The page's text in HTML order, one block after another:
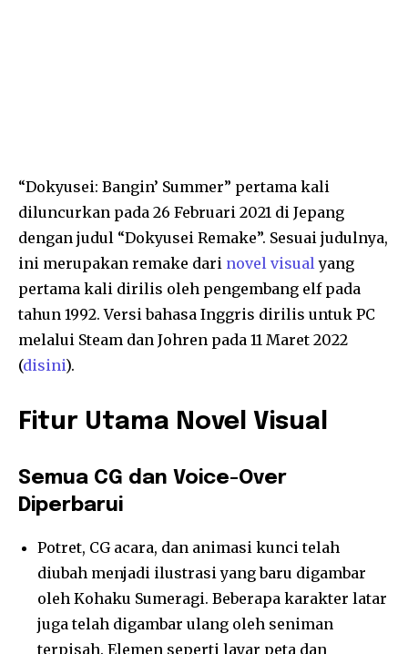
“Dokyusei: Bangin’ Summer” pertama kali
diluncurkan pada 26 Februari 2021 di Jepang
dengan judul “Dokyusei Remake”. Sesuai judulnya,
ini merupakan remake dari novel visualyang
pertama kali dirilis oleh pengembang elf pada
tahun 1992. Versi bahasa Inggris dirilis untuk PC
melalui Steam dan Johren pada 11 Maret 2022
(disini).
Fitur Utama Novel Visual
Semua CG dan Voice-Over
Diperbarui
Potret, CG acara, dan animasi kunci telah
diubah menjadi ilustrasi yang baru digambar
oleh Kohaku Sumeragi. Beberapa karakter latar
juga telah digambar ulang oleh seniman
terpisah. Elemen seperti layar peta dan